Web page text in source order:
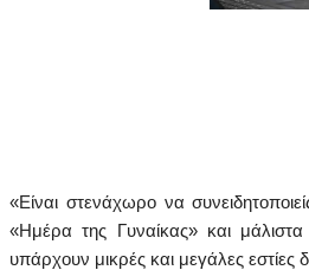
«Είναι στενάχωρο να
«Ημέρα της Γυναίκας» και
υπάρχουν μικρές και μεγάλες εστίες